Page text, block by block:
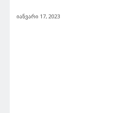
იანვარი 17, 2023